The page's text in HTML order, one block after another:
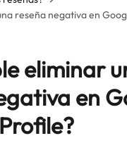
reseña negativa en
eliminar
en